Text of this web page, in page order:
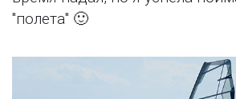
"полета" 🙂